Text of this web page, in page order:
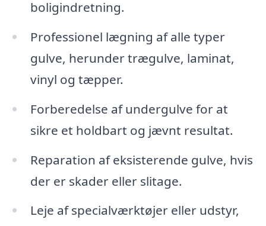
boligindretning.
Professionel lægning af alle typer
gulve, herunder trægulve, laminat,
vinyl og tæpper.
Forberedelse af undergulve for at
sikre et holdbart og jævnt resultat.
Reparation af eksisterende gulve, hvis
der er skader eller slitage.
Leje af specialværktøjer eller udstyr,